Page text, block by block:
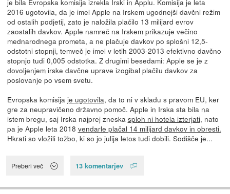
je bila Evropska komisija izrekla Irski in Applu. Komisija je leta
2016 ugotovila, da je imel Apple na Irskem ugodnejši davčni režim
od ostalih podjetij, zato je naložila plačilo 13 milijard evrov
zaostalih davkov. Apple namreč na Irskem prikazuje večino
mednarodnega prometa, a ne plačuje davkov po splošni 12,5-
odstotni stopnji, temveč je imel v letih 2003-2013 efektivno davčno
stopnjo tudi 0,005 odstotka. Z drugimi besedami: Apple se je z
dovoljenjem irske davčne uprave izogibal plačilu davkov za
poslovanje po vsem svetu.
Evropska komisija je ugotovila, da to ni v skladu s pravom EU, ker
gre za neupravičeno državno pomoč. Apple in Irska sta bila na
istem bregu, saj Irska najprej zneska sploh ni hotela izterjati, nato
pa je Apple leta 2018 vendarle plačal 14 milijard davkov in obresti.
Hkrati so vložili tožbo, ki so jo julija letos tudi dobili. Sodišče je...
Preberi več 13 komentarjev